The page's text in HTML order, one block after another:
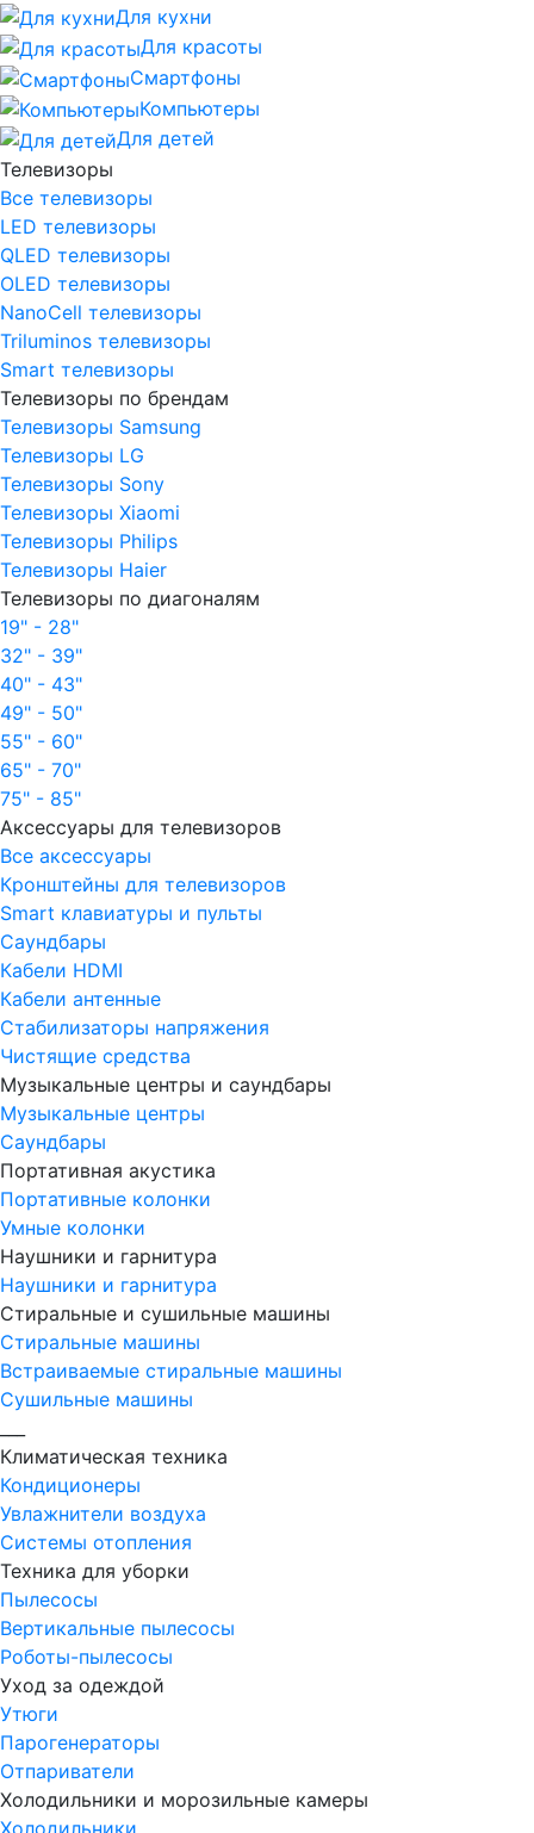
Для кухни
Для красоты
Смартфоны
Компьютеры
Для детей
Телевизоры
Все телевизоры
LED телевизоры
QLED телевизоры
OLED телевизоры
NanoCell телевизоры
Triluminos телевизоры
Smart телевизоры
Телевизоры по брендам
Телевизоры Samsung
Телевизоры LG
Телевизоры Sony
Телевизоры Xiaomi
Телевизоры Philips
Телевизоры Haier
Телевизоры по диагоналям
19" - 28"
32" - 39"
40" - 43"
49" - 50"
55" - 60"
65" - 70"
75" - 85"
Аксессуары для телевизоров
Все аксессуары
Кронштейны для телевизоров
Smart клавиатуры и пульты
Саундбары
Кабели HDMI
Кабели антенные
Стабилизаторы напряжения
Чистящие средства
Музыкальные центры и саундбары
Музыкальные центры
Саундбары
Портативная акустика
Портативные колонки
Умные колонки
Наушники и гарнитура
Наушники и гарнитура
Стиральные и сушильные машины
Стиральные машины
Встраиваемые стиральные машины
Сушильные машины
Климатическая техника
Кондиционеры
Увлажнители воздуха
Системы отопления
Техника для уборки
Пылесосы
Вертикальные пылесосы
Роботы-пылесосы
Уход за одеждой
Утюги
Парогенераторы
Отпариватели
Холодильники и морозильные камеры